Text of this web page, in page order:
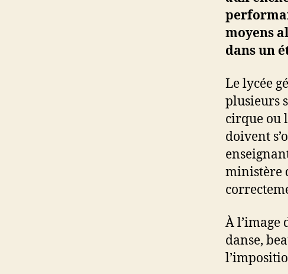
moyens
dans un
Le lycée
plusieurs
cirque ou
doivent
ministère
À l’image
danse,